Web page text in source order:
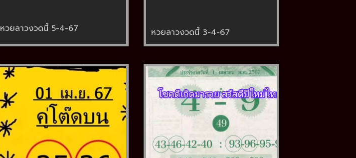
หวยลาวงวดนี้ 5-4-67
หวยลาวงวดนี้ 3-4-67